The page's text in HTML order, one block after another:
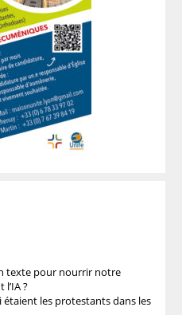
texte pour nourrir notre
?
étaient les protestants dans les